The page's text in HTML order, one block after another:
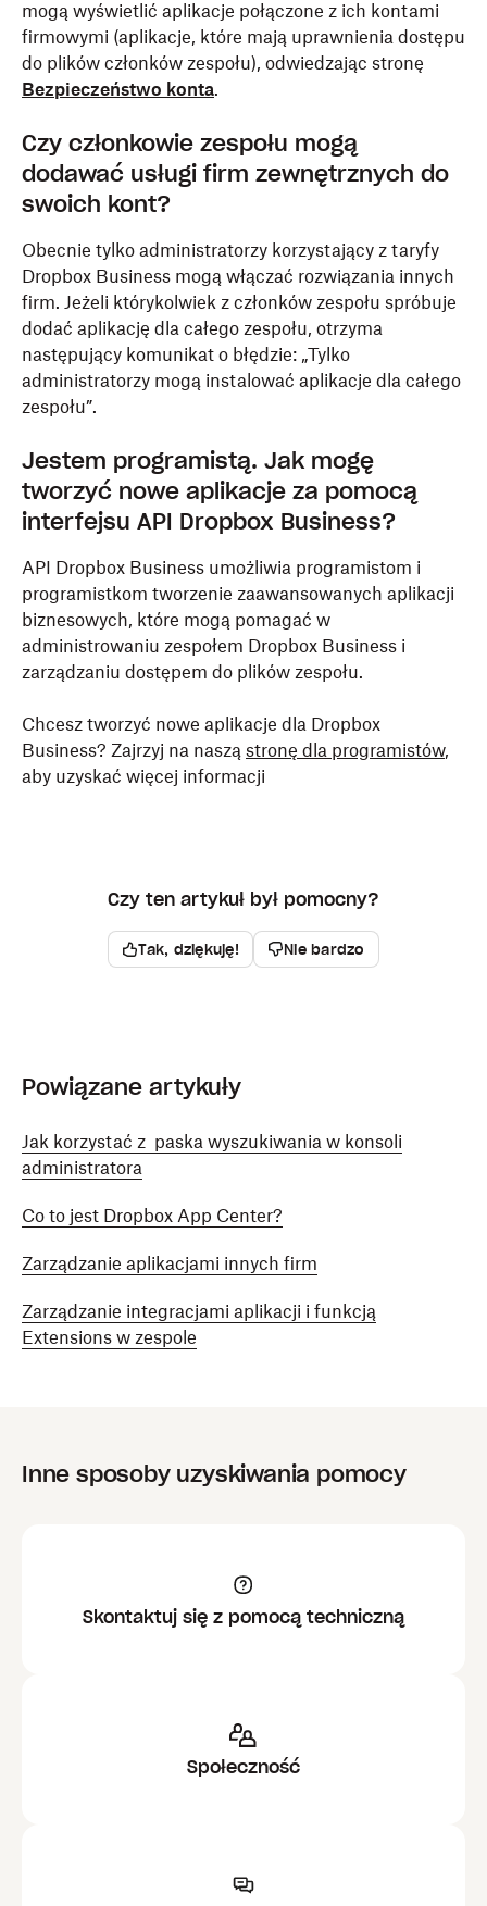
mogą wyświetlić aplikacje połączone z ich kontami
firmowymi (aplikacje, które mają uprawnienia dostępu
do plików członków zespołu), odwiedzając stronę
Bezpieczeństwo konta.
Czy członkowie zespołu mogą
dodawać usługi firm zewnętrznych do
swoich kont?
Obecnie tylko administratorzy korzystający z taryfy
Dropbox Business mogą włączać rozwiązania innych
firm. Jeżeli którykolwiek z członków zespołu spróbuje
dodać aplikację dla całego zespołu, otrzyma
następujący komunikat o błędzie: „Tylko
administratorzy mogą instalować aplikacje dla całego
zespołu”.
Jestem programistą. Jak mogę
tworzyć nowe aplikacje za pomocą
interfejsu API Dropbox Business?
API Dropbox Business umożliwia programistom i
programistkom tworzenie zaawansowanych aplikacji
biznesowych, które mogą pomagać w
administrowaniu zespołem Dropbox Business i
zarządzaniu dostępem do plików zespołu.
Chcesz tworzyć nowe aplikacje dla Dropbox
Business? Zajrzyj na naszą stronę dla programistów,
aby uzyskać więcej informacji
Czy ten artykuł był pomocny?
Tak, dziękuję! Nie bardzo
Powiązane artykuły
Jak korzystać z paska wyszukiwania w konsoli
administratora
Co to jest Dropbox App Center?
Zarządzanie aplikacjami innych firm
Zarządzanie integracjami aplikacji i funkcją
Extensions w zespole
Inne sposoby uzyskiwania pomocy
Skontaktuj się z pomocą techniczną
Społeczność